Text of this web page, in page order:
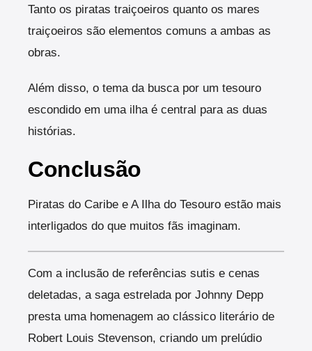
Tanto os piratas traiçoeiros quanto os mares
traiçoeiros são elementos comuns a ambas as
obras.
Além disso, o tema da busca por um tesouro
escondido em uma ilha é central para as duas
histórias.
Conclusão
Piratas do Caribe e A Ilha do Tesouro estão mais
interligados do que muitos fãs imaginam.
Com a inclusão de referências sutis e cenas
deletadas, a saga estrelada por Johnny Depp
presta uma homenagem ao clássico literário de
Robert Louis Stevenson, criando um prelúdio